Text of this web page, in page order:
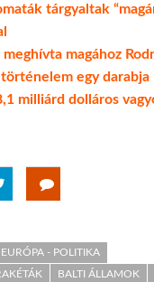
tárgyaltak
meghívta magához
történelem egy darabja
milliárd dolláros
EURÓPA - POLITIKA
BALTI ÁLLAMOK